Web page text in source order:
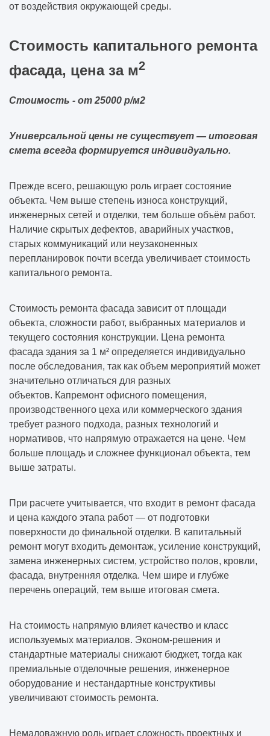
от воздействия окружающей среды.
Стоимость капитального ремонта
фасада, цена за м2
Стоимость - от 25000 р/м2
Универсальной цены не существует — итоговая
смета всегда формируется индивидуально.
Прежде всего, решающую роль играет состояние
объекта. Чем выше степень износа конструкций,
инженерных сетей и отделки, тем больше объём работ.
Наличие скрытых дефектов, аварийных участков,
старых коммуникаций или неузаконенных
перепланировок почти всегда увеличивает стоимость
капитального ремонта.
Стоимость ремонта фасада зависит от площади
объекта, сложности работ, выбранных материалов и
текущего состояния конструкции. Цена ремонта
фасада здания за 1 м² определяется индивидуально
после обследования, так как объем мероприятий может
значительно отличаться для разных
объектов. Капремонт офисного помещения,
производственного цеха или коммерческого здания
требует разного подхода, разных технологий и
нормативов, что напрямую отражается на цене. Чем
больше площадь и сложнее функционал объекта, тем
выше затраты.
При расчете учитывается, что входит в ремонт фасада
и цена каждого этапа работ — от подготовки
поверхности до финальной отделки. В капитальный
ремонт могут входить демонтаж, усиление конструкций,
замена инженерных систем, устройство полов, кровли,
фасада, внутренняя отделка. Чем шире и глубже
перечень операций, тем выше итоговая смета.
На стоимость напрямую влияет качество и класс
используемых материалов. Эконом-решения и
стандартные материалы снижают бюджет, тогда как
премиальные отделочные решения, инженерное
оборудование и нестандартные конструктивы
увеличивают стоимость ремонта.
Немаловажную роль играет сложность проектных и